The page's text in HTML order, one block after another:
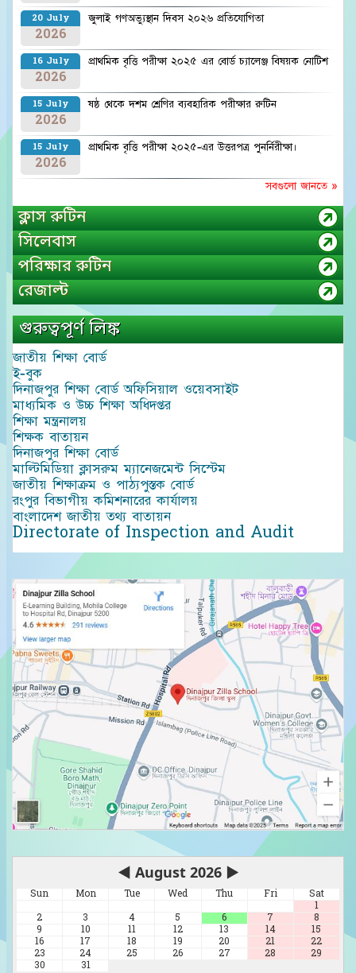
20 July
2026
জুলাই গণঅভ্যুস্থান দিবস ২০২৬ প্রতিযোগিতা
16 July
2026
প্রাথমিক বৃত্তি পরীক্ষা ২০২৫ এর বোর্ড চ্যালেঞ্জ বিষয়ক নোটিশ
15 July
2026
ষষ্ঠ থেকে দশম শ্রেণির ব্যবহারিক পরীক্ষার রুটিন
15 July
2026
প্রাথমিক বৃত্তি পরীক্ষা ২০২৫-এর উত্তরপত্র পুনর্নিরীক্ষা।
সবগুলো জানতে »
ক্লাস রুটিন
সিলেবাস
পরিক্ষার রুটিন
রেজাল্ট
গুরুত্বপূর্ণ লিঙ্ক
জাতীয় শিক্ষা বোর্ড
ই-বুক
দিনাজপুর শিক্ষা বোর্ড অফিসিয়াল ওয়েবসাইট
মাধ্যমিক ও উচ্চ শিক্ষা অধিদপ্তর
শিক্ষা মন্ত্রনালয়
শিক্ষক বাতায়ন
দিনাজপুর শিক্ষা বোর্ড
মাল্টিমিডিয়া ক্লাসরুম ম্যানেজমেন্ট সিস্টেম
জাতীয় শিক্ষাক্রম ও পাঠ্যপুস্তক বোর্ড
রংপুর বিভাগীয় কমিশনারের কার্যালয়
বাংলাদেশ জাতীয় তথ্য বাতায়ন
Directorate of Inspection and Audit
◀ August 2026 ▶
Sun Mon Tue Wed Thu Fri
Sat
1
2
3 4 5 6 7
8
9
10 11 12 13 14
15
16
17 18 19 20 21
22
23
24 25 26 27 28
29
30
31